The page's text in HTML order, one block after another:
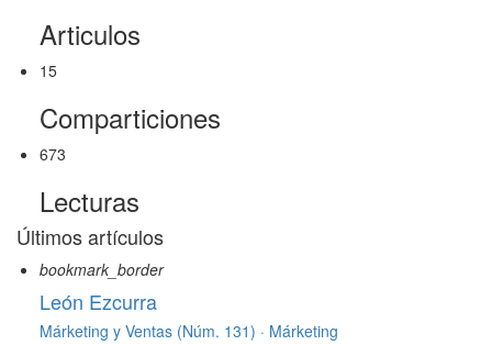
Articulos
15
Comparticiones
673
Lecturas
Últimos artículos
bookmark_border
León Ezcurra
Márketing y Ventas (Núm. 131) · Márketing